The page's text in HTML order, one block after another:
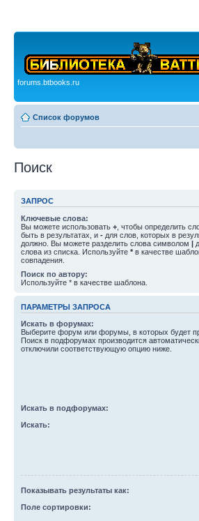
forums.btbooks.ru
Список форумов
Поиск
ЗАПРОС
Ключевые слова:
Вы можете использовать + , чтобы определить
быть в результатах, и - для слов, которых в
должно. Вы можете разделить слова символом |
слова из списка. Используйте * в качестве
совпадения.
Поиск по автору:
Используйте * в качестве шаблона.
ПАРАМЕТРЫ ЗАПРОСА
Искать в форумах:
Выберите форум или форумы, в которых будет
Поиск в подфорумах производится
отключили соответствующую опцию ниже.
Искать в подфорумах:
Искать:
Показывать результаты как:
Поле сортировки: